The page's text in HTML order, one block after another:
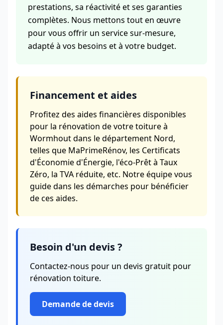
prestations, sa réactivité et ses garanties
complètes. Nous mettons tout en œuvre
pour vous offrir un service sur-mesure,
adapté à vos besoins et à votre budget.
Financement et aides
Profitez des aides financières disponibles
pour la rénovation de votre toiture à
Wormhout dans le département Nord,
telles que MaPrimeRénov, les Certificats
d'Économie d'Énergie, l'éco-Prêt à Taux
Zéro, la TVA réduite, etc. Notre équipe vous
guide dans les démarches pour bénéficier
de ces aides.
Besoin d'un devis ?
Contactez-nous pour un devis gratuit pour
rénovation toiture.
Demande de devis